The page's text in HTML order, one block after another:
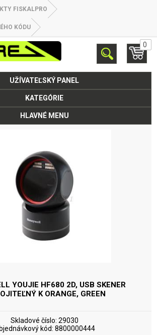
FISKALPRO
KÓDU
0
UŽÍVATEĽSKÝ PANEL
KATEGÓRIE
HLAVNÉ MENU
YOUJIE HF680 2D, USB SKENER
K ORANGE, GREEN
Skladové číslo: 29030
kód: 8800000444